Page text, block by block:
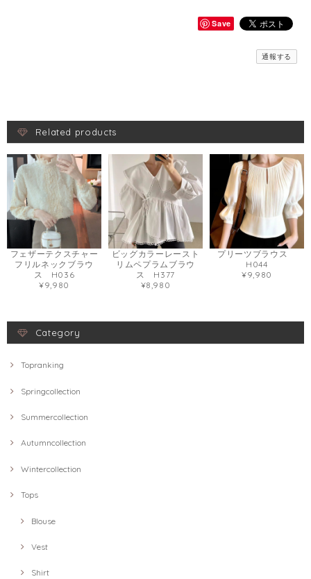
Save
通報する
Related products
フェザーテクスチャー
フリルネックブラウ
ス H036
¥9,980
ビッグカラーレースト
リムペプラムブラウ
ス H377
¥8,980
プリーツブラウス
H044
¥9,980
Category
Topranking
Springcollection
Summercollection
Autumncollection
Wintercollection
Tops
Blouse
Vest
Shirt